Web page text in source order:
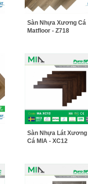
Sàn Nhựa Xương Cá
Matfloor - Z718
Sàn Nhựa Lát Xương
Cá MIA - XC12